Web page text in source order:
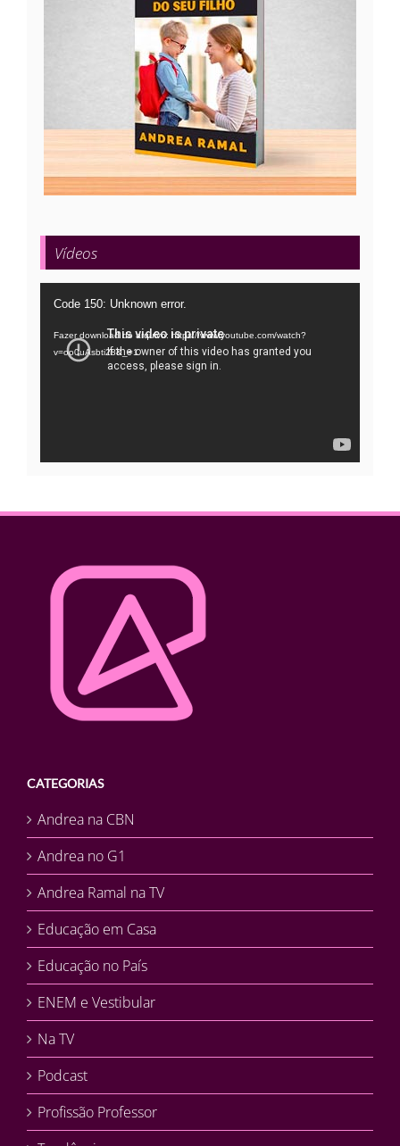
Vídeos
Tocador
vídeo
Code 150: Unknown error.
Fazer download do arquivo: https://www.youtube.com/watch?
v=oo0uAsbti28&_=1
CATEGORIAS
Andrea na CBN
Andrea no G1
Andrea Ramal na TV
Educação em Casa
Educação no País
ENEM e Vestibular
Na TV
Podcast
Profissão Professor